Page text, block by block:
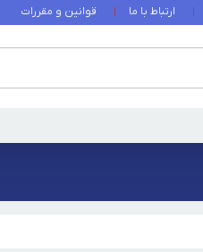
ارتباط با ما قوانین و مقررات